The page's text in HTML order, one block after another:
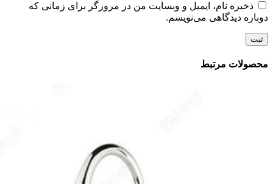
ذخیره نام، ایمیل و وبسایت من در مرورگر برای زمانی که
دوباره دیدگاهی می‌نویسم.
محصولات مرتبط